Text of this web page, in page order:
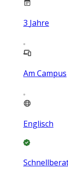
3 Jahre
Am Campus
Englisch